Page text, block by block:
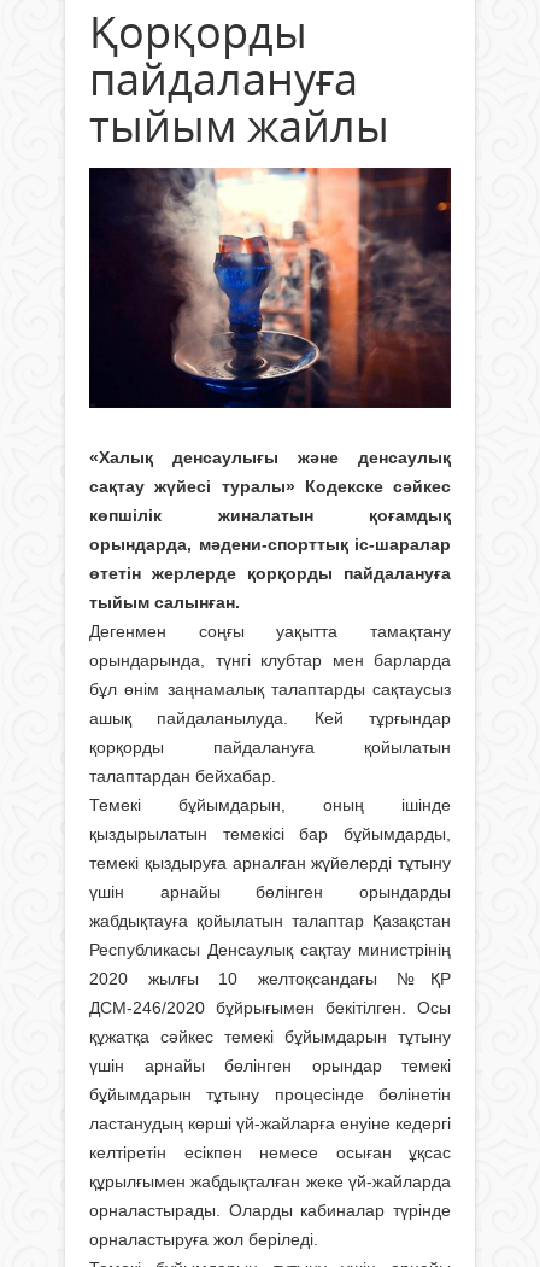
Қорқорды
пайдалануға
тыйым жайлы
«Халық денсаулығы және денсаулық
сақтау жүйесі туралы» Кодекске сәйкес
көпшілік жиналатын қоғамдық
орындарда, мәдени-спорттық іс-шаралар
өтетін жерлерде қорқорды пайдалануға
тыйым салынған.
Дегенмен соңғы уақытта тамақтану
орындарында, түнгі клубтар мен барларда
бұл өнім заңнамалық талаптарды сақтаусыз
ашық пайдаланылуда. Кей тұрғындар
қорқорды пайдалануға қойылатын
талаптардан бейхабар.
Темекі бұйымдарын, оның ішінде
қыздырылатын темекісі бар бұйымдарды,
темекі қыздыруға арналған жүйелерді тұтыну
үшін арнайы бөлінген орындарды
жабдықтауға қойылатын талаптар Қазақстан
Республикасы Денсаулық сақтау министрінің
2020 жылғы 10 желтоқсандағы №ҚР
ДСМ-246/2020 бұйрығымен бекітілген. Осы
құжатқа сәйкес темекі бұйымдарын тұтыну
үшін арнайы бөлінген орындар темекі
бұйымдарын тұтыну процесінде бөлінетін
ластанудың көрші үй-жайларға енуіне кедергі
келтіретін есікпен немесе осыған ұқсас
құрылғымен жабдықталған жеке үй-жайларда
орналастырады. Оларды кабиналар түрінде
орналастыруға жол беріледі.